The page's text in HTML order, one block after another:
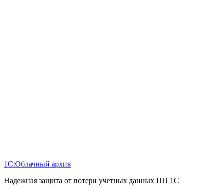
1С:Облачный архив
Надежная защита от потери учетных данных ПП 1С